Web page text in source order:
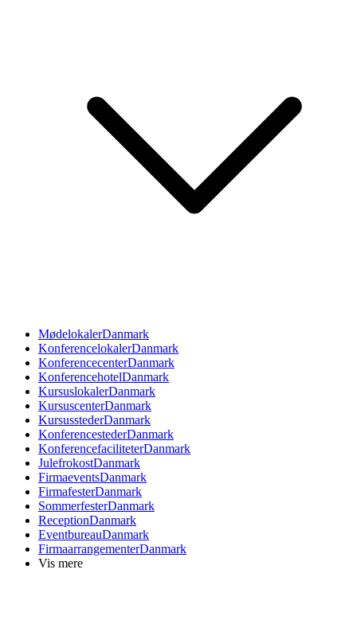
MødelokalerDanmark
KonferencelokalerDanmark
KonferencecenterDanmark
KonferencehotelDanmark
KursuslokalerDanmark
KursuscenterDanmark
KursusstederDanmark
KonferencestederDanmark
KonferencefaciliteterDanmark
JulefrokostDanmark
FirmaeventsDanmark
FirmafesterDanmark
SommerfesterDanmark
ReceptionDanmark
EventbureauDanmark
FirmaarrangementerDanmark
Vis mere